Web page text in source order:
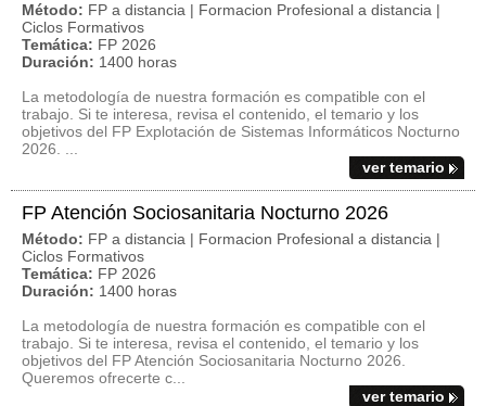
Método: FP a distancia | Formacion Profesional a distancia |
Ciclos Formativos
Temática: FP 2026
Duración: 1400 horas
La metodología de nuestra formación es compatible con el
trabajo. Si te interesa, revisa el contenido, el temario y los
objetivos del FP Explotación de Sistemas Informáticos Nocturno
2026. ...
ver temario
FP Atención Sociosanitaria Nocturno 2026
Método: FP a distancia | Formacion Profesional a distancia |
Ciclos Formativos
Temática: FP 2026
Duración: 1400 horas
La metodología de nuestra formación es compatible con el
trabajo. Si te interesa, revisa el contenido, el temario y los
objetivos del FP Atención Sociosanitaria Nocturno 2026.
Queremos ofrecerte c...
ver temario